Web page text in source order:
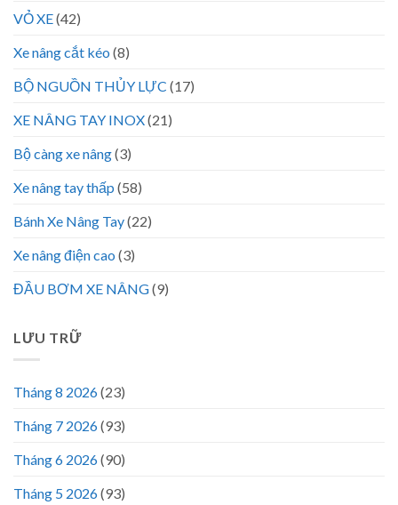
VỎ XE(42)
Xe nâng cắt kéo (8)
BỘ NGUỒN THỦY LỰC (17)
XE NÂNG TAY INOX(21)
Bộ càng xe nâng(3)
Xe nâng tay thấp (58)
Bánh Xe Nâng Tay(22)
Xe nâng điện cao (3)
ĐẦU BƠM XE NÂNG(9)
LƯU TRỮ
Tháng 8 2026(23)
Tháng 7 2026(93)
Tháng 6 2026(90)
Tháng 5 2026(93)